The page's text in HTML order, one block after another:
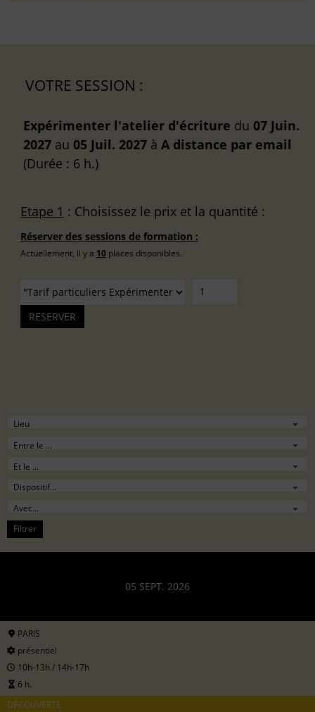
VOTRE SESSION :
Expérimenter l'atelier d'écriture du 07 Juin.
2027 au 05 Juil. 2027 à A distance par email
(Durée : 6 h.)
Etape 1 : Choisissez le prix et la quantité :
Réserver des sessions de formation :
Actuellement, il y a 10 places disponibles.
Filtrer
05 SEPT. 2026
PARIS
présentiel
10h-13h / 14h-17h
6 h.
DÉCOUVERTE